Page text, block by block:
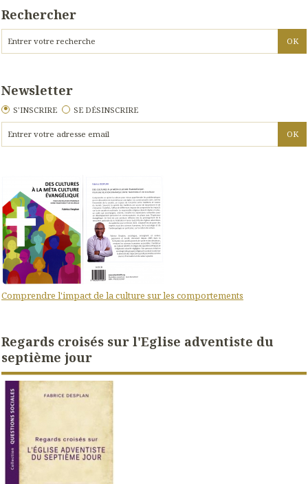
Rechercher
Newsletter
S'INSCRIRE SE DÉSINSCRIRE
Comprendre l'impact de la culture sur les comportements
Regards croisés sur l'Eglise adventiste du
septième jour